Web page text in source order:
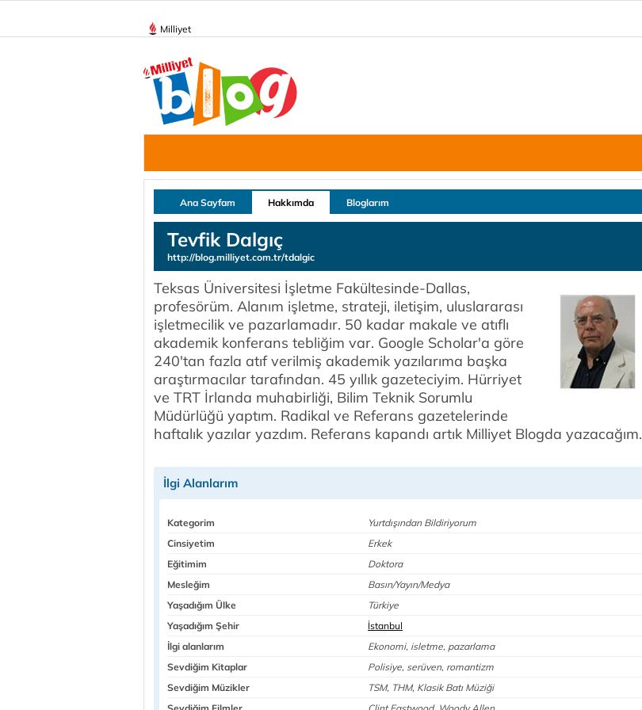
Milliyet
Ana Sayfam Hakkımda Bloglarım
Tevfik Dalgıç
http://blog.milliyet.com.tr/tdalgic
Teksas Üniversitesi İşletme Fakültesinde-Dallas,
profesörüm. Alanım işletme, strateji, iletişim, uluslararası
işletmecilik ve pazarlamadır. 50 kadar makale ve atıflı
akademik konferans tebliğim var. Google Scholar'a göre
240'tan fazla atıf verilmiş akademik yazılarıma başka
araştırmacılar tarafından. 45 yıllık gazeteciyim. Hürriyet
ve TRT İrlanda muhabirliği, Bilim Teknik Sorumlu
Müdürlüğü yaptım. Radikal ve Referans gazetelerinde
haftalık yazılar yazdım. Referans kapandı artık Milliyet Blogda yazacağım.
İlgi Alanlarım
Kategorim
Yurtdışından Bildiriyorum
Cinsiyetim
Erkek
Eğitimim
Doktora
Mesleğim
Basın/Yayın/Medya
Yaşadığım Ülke
Türkiye
Yaşadığım Şehir
İstanbul
İlgi alanlarım
Ekonomi, isletme, pazarlama
Sevdiğim Kitaplar
Polisiye, serüven, romantizm
Sevdiğim Müzikler
TSM, THM, Klasik Batı Müziği